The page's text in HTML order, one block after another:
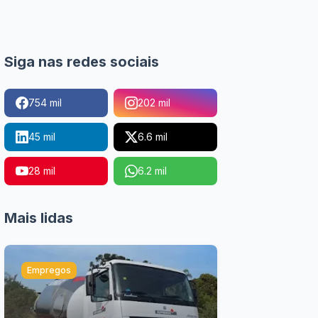
Siga nas redes sociais
754 mil 202 mil
45 mil 6.6 mil
28 mil 6.2 mil
Mais lidas
Empregos